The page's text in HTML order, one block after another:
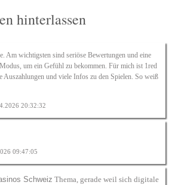
hinterlassen
Am wichtigsten sind seriöse Bewertungen und eine
um ein Gefühl zu bekommen. Für mich ist 1red
Auszahlungen und viele Infos zu den Spielen. So weiß
20:32:32
09:47:05
Schweiz Thema, gerade weil sich digitale